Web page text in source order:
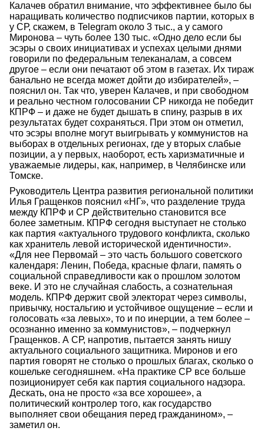
Калачев обратил внимание, что эффективнее было бы
наращивать количество подписчиков партии, которых в
у СР, скажем, в Telegram около 3 тыс., а у самого
Миронова – чуть более 130 тыс. «Одно дело если бы
эсэры о своих инициативах и успехах целыми днями
говорили по федеральным телеканалам, а совсем
другое – если они печатают об этом в газетах. Их тираж
банально не всегда может дойти до избирателей», –
пояснил он. Так что, уверен Калачев, и при свободном
и реально честном голосовании СР никогда не победит
КПРФ – и даже не будет дышать в спину, разрыв в их
результатах будет сохраняться. При этом он отметил,
что эсэры вполне могут выигрывать у коммунистов на
выборах в отдельных регионах, где у вторых слабые
позиции, а у первых, наоборот, есть харизматичные и
уважаемые лидеры, как, например, в Челябинске или
Томске.
Руководитель Центра развития региональной политики
Илья Гращенков пояснил «НГ», что разделение труда
между КПРФ и СР действительно становится все
более заметным. КПРФ сегодня выступает не столько
как партия «актуального трудового конфликта, сколько
как хранитель левой исторической идентичности».
«Для нее Первомай – это часть большого советского
календаря: Ленин, Победа, красные флаги, память о
социальной справедливости как о прошлом золотом
веке. И это не случайная слабость, а сознательная
модель. КПРФ держит свой электорат через символы,
привычку, ностальгию и устойчивое ощущение – если и
голосовать «за левых», то и по инерции, а тем более –
осознанно именно за коммунистов», – подчеркнул
Гращенков. А СР, напротив, пытается занять нишу
актуального социального защитника. Миронов и его
партия говорят не столько о прошлых благах, сколько о
кошельке сегодняшнем. «На практике СР все больше
позиционирует себя как партия социального надзора.
Дескать, она не просто «за все хорошее», а
политический контролер того, как государство
выполняет свои обещания перед гражданином», –
заметил он.